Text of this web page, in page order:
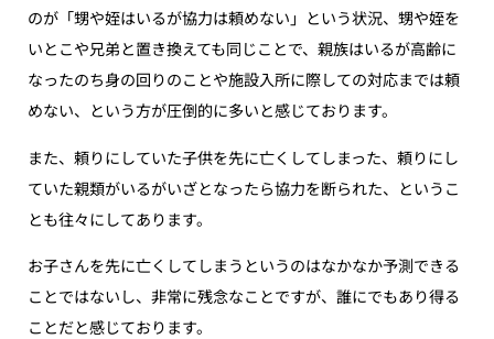
のが「甥や姪はいるが協力は頼めない」という状況、甥や姪を
いとこや兄弟と置き換えても同じことで、親族はいるが高齢に
なったのち身の回りのことや施設入所に際しての対応までは頼
めない、という方が圧倒的に多いと感じております。
また、頼りにしていた子供を先に亡くしてしまった、頼りにし
ていた親類がいるがいざとなったら協力を断られた、というこ
とも往々にしてあります。
お子さんを先に亡くしてしまうというのはなかなか予測できる
ことではないし、非常に残念なことですが、誰にでもあり得る
ことだと感じております。